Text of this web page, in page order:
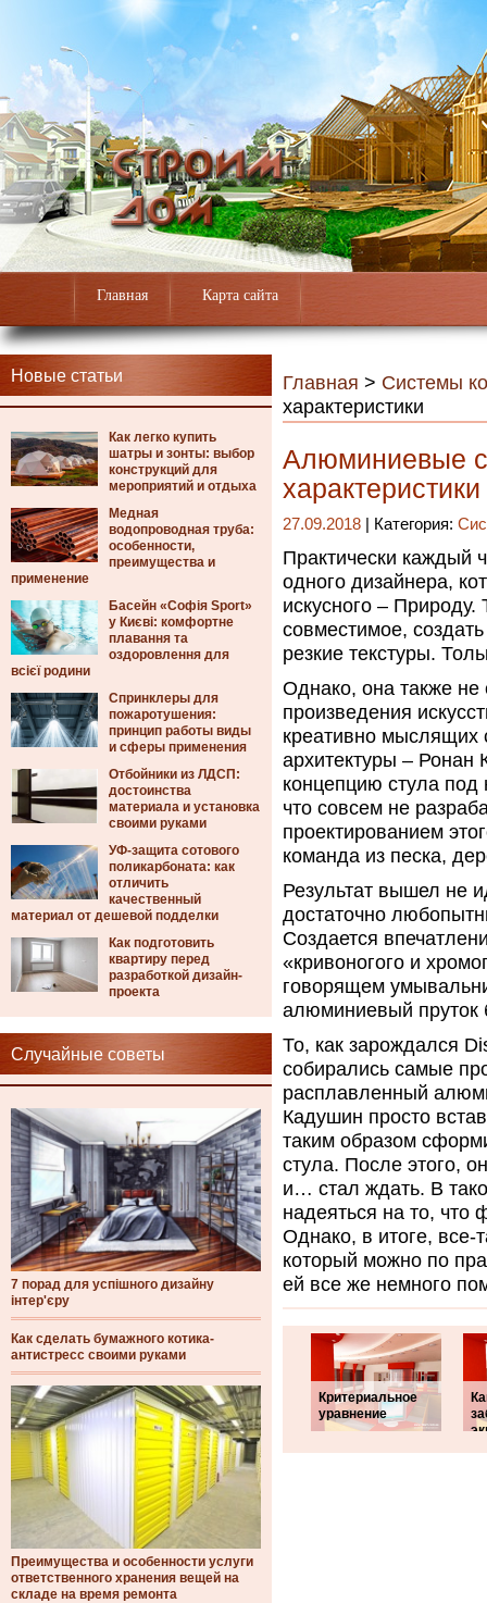
Главная Карта сайта
Новые статьи
Как легко купить
шатры и зонты: выбор
конструкций для
мероприятий и отдыха
Медная
водопроводная труба:
особенности,
преимущества и
применение
Басейн «Софія Sport»
у Києві: комфортне
плавання та
оздоровлення для
всієї родини
Спринклеры для
пожаротушения:
принцип работы виды
и сферы применения
Отбойники из ЛДСП:
достоинства
материала и установка
своими руками
УФ-защита сотового
поликарбоната: как
отличить
качественный
материал от дешевой подделки
Как подготовить
квартиру перед
разработкой дизайн-
проекта
Случайные советы
7 порад для успішного дизайну
інтер'єру
Как сделать бумажного котика-
антистресс своими руками
Преимущества и особенности услуги
ответственного хранения вещей на
складе на время ремонта
Главная > Системы
характеристики
Алюминиевые
характеристики
27.09.2018 | Категория:
Практически каждый
одного дизайнера,
искусного – Природу.
совместимое,
резкие текстуры.
Однако, она также не
произведения
креативно мыслящих
архитектуры –
концепцию стула под
что совсем не
проектированием
команда из песка,
Результат вышел не
достаточно
Создается
«кривоногого и
говорящем
алюминиевый пруток
То, как зарождался
собирались самые
расплавленный
Кадушин просто
таким образом
стула. После этого,
и… стал ждать. В
надеяться на то, что
Однако, в итоге, все-
который можно по
ей все же немного
Критериальное
уравнение